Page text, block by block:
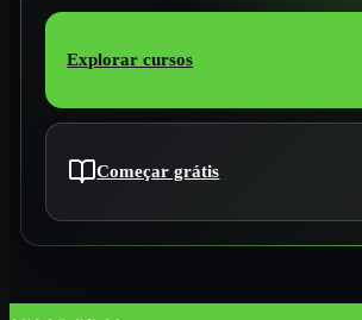
Explorar cursos
Começar grátis